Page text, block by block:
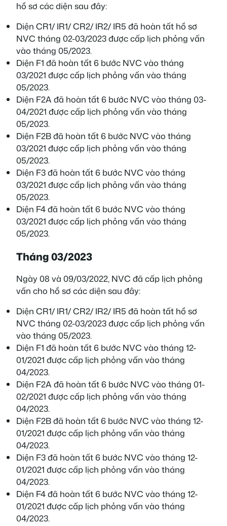
hồ sơ các diện sau đây:
Diện CR1/ IR1/ CR2/ IR2/ IR5 đã hoàn tất hồ sơ
NVC tháng 02-03/2023 được cấp lịch phỏng vấn
vào tháng 05/2023.
Diện F1 đã hoàn tất 6 bước NVC vào tháng
03/2021 được cấp lịch phỏng vấn vào tháng
05/2023.
Diện F2A đã hoàn tất 6 bước NVC vào tháng 03-
04/2021 được cấp lịch phỏng vấn vào tháng
05/2023.
Diện F2B đã hoàn tất 6 bước NVC vào tháng
03/2021 được cấp lịch phỏng vấn vào tháng
05/2023.
Diện F3 đã hoàn tất 6 bước NVC vào tháng
03/2021 được cấp lịch phỏng vấn vào tháng
05/2023.
Diện F4 đã hoàn tất 6 bước NVC vào tháng
03/2021 được cấp lịch phỏng vấn vào tháng
05/2023.
Tháng 03/2023
Ngày 08 và 09/03/2022, NVC đã cấp lịch phỏng
vấn cho hồ sơ các diện sau đây:
Diện CR1/ IR1/ CR2/ IR2/ IR5 đã hoàn tất hồ sơ
NVC tháng 02-03/2023 được cấp lịch phỏng vấn
vào tháng 05/2023.
Diện F1 đã hoàn tất 6 bước NVC vào tháng 12-
01/2021 được cấp lịch phỏng vấn vào tháng
04/2023.
Diện F2A đã hoàn tất 6 bước NVC vào tháng 01-
02/2021 được cấp lịch phỏng vấn vào tháng
04/2023.
Diện F2B đã hoàn tất 6 bước NVC vào tháng 12-
01/2021 được cấp lịch phỏng vấn vào tháng
04/2023.
Diện F3 đã hoàn tất 6 bước NVC vào tháng 12-
01/2021 được cấp lịch phỏng vấn vào tháng
04/2023.
Diện F4 đã hoàn tất 6 bước NVC vào tháng 12-
01/2021 được cấp lịch phỏng vấn vào tháng
04/2023.